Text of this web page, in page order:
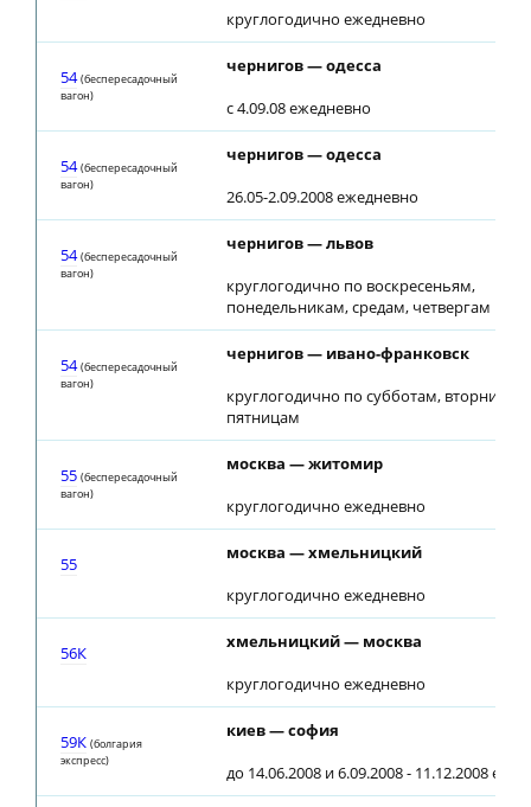
круглогодично ежедневно
54 (беспересадочный
вагон)
чернигов — одесса
с 4.09.08 ежедневно
54 (беспересадочный
вагон)
чернигов — одесса
26.05-2.09.2008 ежедневно
54 (беспересадочный
вагон)
чернигов — львов
круглогодично по воскресеньям,
понедельникам, средам, четвергам
54 (беспересадочный
вагон)
чернигов — ивано-франковск
круглогодично по субботам, вторникам,
пятницам
55 (беспересадочный
вагон)
москва — житомир
круглогодично ежедневно
55
москва — хмельницкий
круглогодично ежедневно
56К
хмельницкий — москва
круглогодично ежедневно
59К (болгария
экспресс)
киев — софия
до 14.06.2008 и 6.09.2008 - 11.12.2008